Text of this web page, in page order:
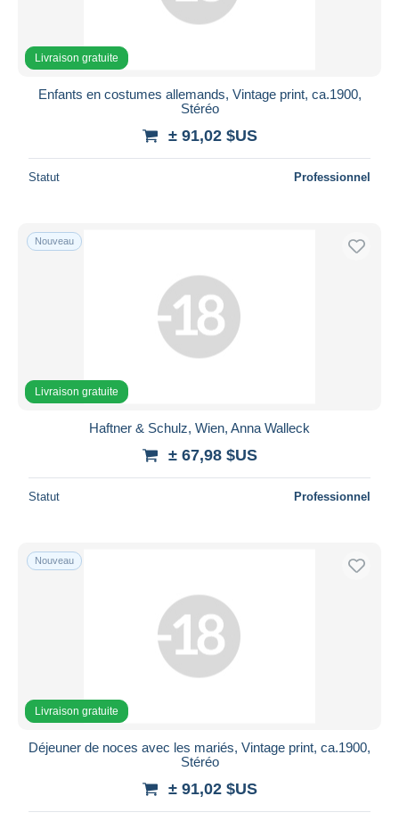
Livraison gratuite
Enfants en costumes allemands, Vintage print, ca.1900,
Stéréo
± 91,02 $US
Statut Professionnel
Nouveau
Livraison gratuite
Haftner & Schulz, Wien, Anna Walleck
± 67,98 $US
Statut Professionnel
Nouveau
Livraison gratuite
Déjeuner de noces avec les mariés, Vintage print, ca.1900,
Stéréo
± 91,02 $US